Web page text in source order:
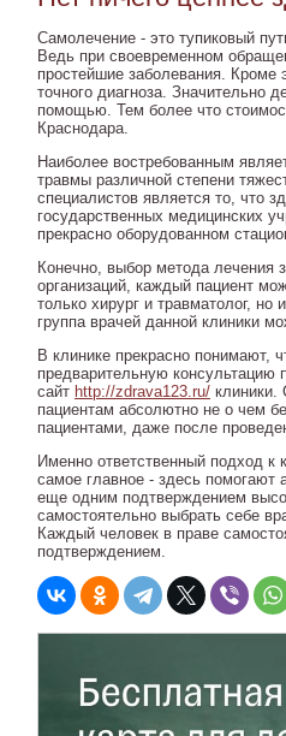
Самолечение - это тупиковый
Ведь при своевременном
простейшие заболевания. Кроме
точного диагноза. Значительно
помощью. Тем более что
Краснодара.
Наиболее востребованным
травмы различной степени
специалистов является то, что
государственных медицинских
прекрасно оборудованном
Конечно, выбор метода лечения
организаций, каждый пациент
только хирург и травматолог, но
группа врачей данной клиники
В клинике прекрасно понимают,
предварительную консультацию
сайт http://zdrava123.ru/ клиники.
пациентам абсолютно не о чем
пациентами, даже после
Именно ответственный подход к
самое главное - здесь
еще одним подтверждением
самостоятельно выбрать себе
Каждый человек в праве
подтверждением.